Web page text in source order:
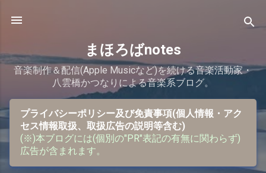
まほろばnotes
音楽制作＆配信(Apple Musicなど)を続ける音楽活動家・
八雲橋かつなりによる音楽系ブログ。
プライバシーポリシー及び免責事項(個人情報・アク
セス情報取扱、取扱広告の説明等含む)
(※)本ブログには(個別の"PR"表記の有無に関わらず)
広告が含まれます。